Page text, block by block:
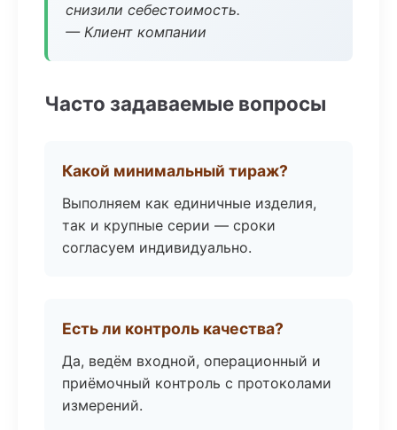
снизили себестоимость.
— Клиент компании
Часто задаваемые вопросы
Какой минимальный тираж?
Выполняем как единичные изделия,
так и крупные серии — сроки
согласуем индивидуально.
Есть ли контроль качества?
Да, ведём входной, операционный и
приёмочный контроль с протоколами
измерений.